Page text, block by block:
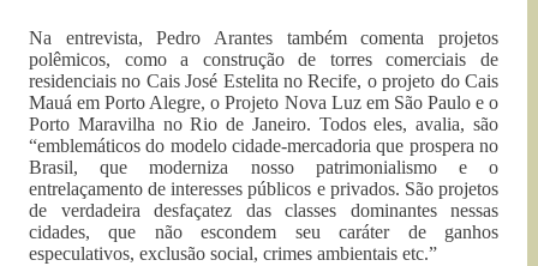
Na entrevista, Pedro Arantes também comenta projetos
polêmicos, como a construção de torres comerciais de
residenciais no Cais José Estelita no Recife, o projeto do Cais
Mauá em Porto Alegre, o Projeto Nova Luz em São Paulo e o
Porto Maravilha no Rio de Janeiro. Todos eles, avalia, são
“emblemáticos do modelo cidade-mercadoria que prospera no
Brasil, que moderniza nosso patrimonialismo e o
entrelaçamento de interesses públicos e privados. São projetos
de verdadeira desfaçatez das classes dominantes nessas
cidades, que não escondem seu caráter de ganhos
especulativos, exclusão social, crimes ambientais etc.”